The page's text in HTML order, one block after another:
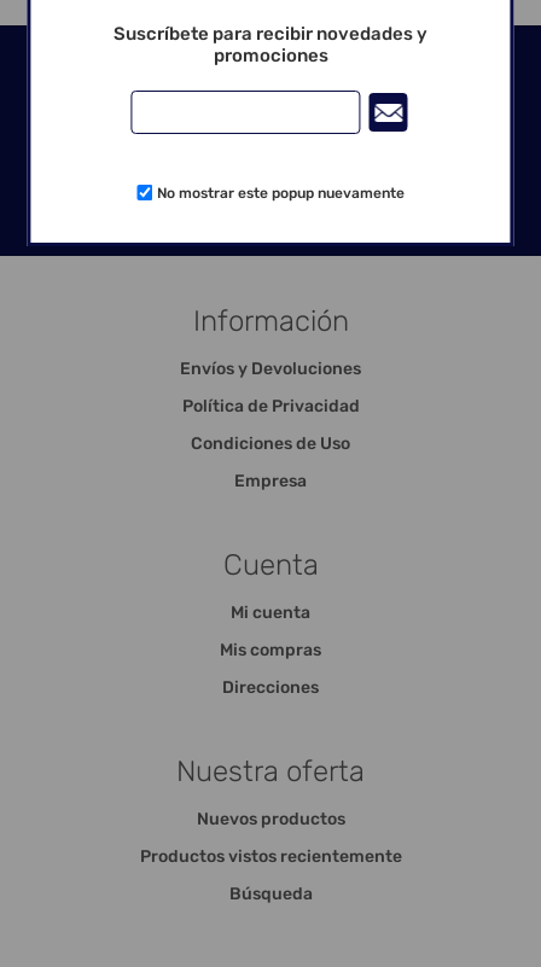
Seguinos en las redes
Información
Envíos y Devoluciones
Política de Privacidad
Condiciones de Uso
Empresa
Cuenta
Mi cuenta
Mis compras
Direcciones
Nuestra oferta
Nuevos productos
Productos vistos recientemente
Búsqueda
Suscríbete para recibir novedades y
promociones
No mostrar este popup nuevamente